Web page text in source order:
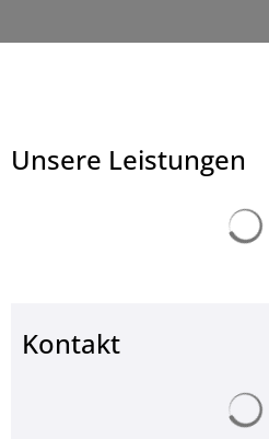
Unsere Leistungen
Kontakt